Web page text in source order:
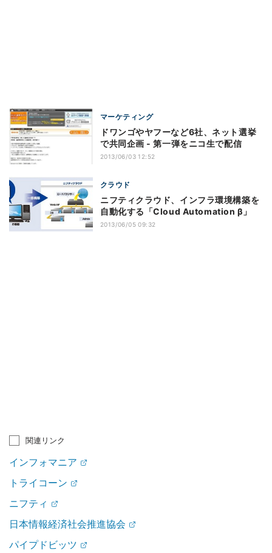
マーケティング
ドワンゴやヤフーなど6社、ネット選挙
で共同企画 - 第一弾をニコ生で配信
2013/06/03 12:52
クラウド
ニフティクラウド、インフラ環境構築を
自動化する「Cloud Automation β」
2013/06/05 09:32
関連リンク
インフォマニア
トライコーン
ニフティ
日本情報経済社会推進協会
パイプドビッツ